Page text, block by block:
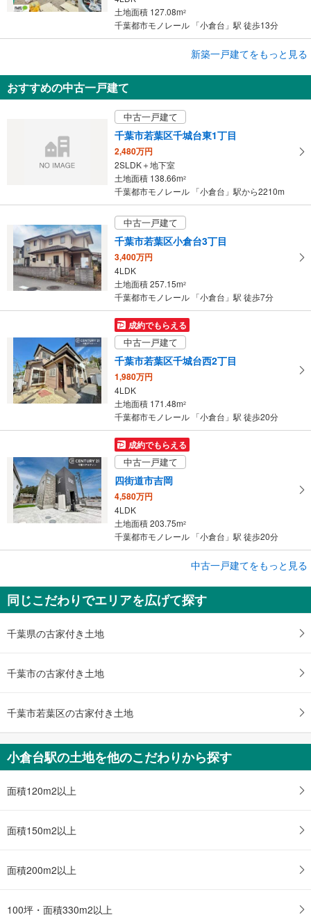
土地面積 127.08m2
千葉都市モノレール 「小倉台」駅 徒歩13分
千葉市若葉区千城台東2丁目
3LDK
土地面積 109.3m2
千葉都市モノレール 「小倉台」駅 徒歩30分
新築一戸建てをもっと見る
おすすめの中古一戸建て
中古一戸建て
千葉市若葉区千城台東1丁目
2,480万円
2SLDK＋地下室
土地面積 138.66m2
千葉都市モノレール 「小倉台」駅から2210m
中古一戸建て
千葉市若葉区小倉台3丁目
3,400万円
4LDK
土地面積 257.15m2
千葉都市モノレール 「小倉台」駅 徒歩7分
成約でもらえる
中古一戸建て
千葉市若葉区千城台西2丁目
1,980万円
4LDK
土地面積 171.48m2
千葉都市モノレール 「小倉台」駅 徒歩20分
成約でもらえる
中古一戸建て
四街道市吉岡
4,580万円
4LDK
土地面積 203.75m2
千葉都市モノレール 「小倉台」駅 徒歩20分
四街道市吉岡
4,580万円
3LDK
中古一戸建てをもっと見る
同じこだわりでエリアを広げて探す
千葉県の古家付き土地
千葉市の古家付き土地
千葉市若葉区の古家付き土地
小倉台駅の土地を他のこだわりから探す
面積120m2以上
面積150m2以上
面積200m2以上
100坪・面積330m2以上